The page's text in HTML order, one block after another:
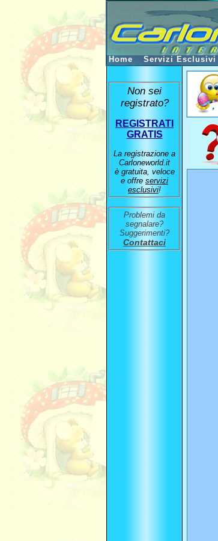
Non sei
registrato?
REGISTRATI
GRATIS
La registrazione a
Carloneworld.it
è gratuita, veloce
e offre servizi
esclusivi!
Problemi da
segnalare?
Suggerimenti?
Contattaci
Home Servizi Esclusivi